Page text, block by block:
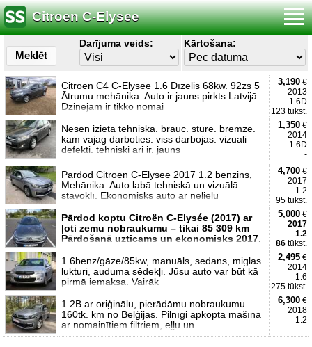
Citroen C-Elysee
Meklēt
Darījuma veids: Kārtošana:
Citroen C4 C-Elysee 1.6 Dīzelis 68kw. 92zs 5
Ātrumu mehānika. Auto ir jauns pirkts Latvijā.
Dzinējam ir tikko nomai
3,190 €
2013
1.6D
123 tūkst.
Nesen izieta tehniska. brauc. sture. bremze.
kam vajag darboties. viss darbojas. vizuali
defekti. tehniski ari ir. jauns
1,350 €
2014
1.6D
-
Pārdod Citroen C-Elysee 2017 1.2 benzins,
Mehānika. Auto labā tehniskā un vizuālā
stāvoklī. Ekonomisks auto ar nelielu
4,700 €
2017
1.2
95 tūkst.
Pārdod koptu Citroën C-Elysée (2017) ar
ļoti zemu nobraukumu – tikai 85 309 km
Pārdošanā uzticams un ekonomisks 2017.
5,000 €
2017
1.2
86 tūkst.
1.6benz/gāze/85kw, manuāls, sedans, miglas
lukturi, auduma sēdekļi. Jūsu auto var būt kā
pirmā iemaksa. Vairāk
2,495 €
2014
1.6
275 tūkst.
1.2B ar oriģinālu, pierādāmu nobraukumu
160tk. km no Belģijas. Pilnīgi apkopta mašīna
ar nomainītiem filtriem, eļļu un
6,300 €
2018
1.2
-